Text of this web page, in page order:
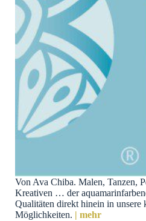
Von Ava Chiba. Malen, Tanzen,
Kreativen … der
Qualitäten direkt hinein in unsere
Möglichkeiten.
| mehr